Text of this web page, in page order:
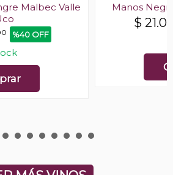
Malbec Valle
%40 OFF
Manos
$